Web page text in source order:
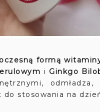
formą
i Ginkgo
odmładza,
stosowania na